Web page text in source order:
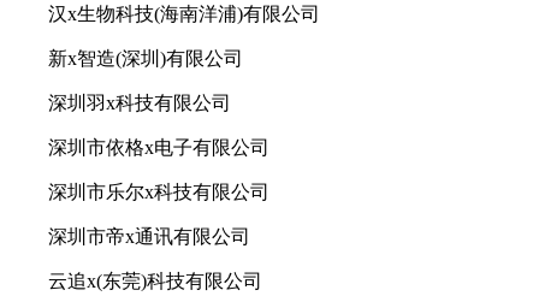
汉x生物科技(海南洋浦)有限公司
新x智造(深圳)有限公司
深圳羽x科技有限公司
深圳市依格x电子有限公司
深圳市乐尔x科技有限公司
深圳市帝x通讯有限公司
云追x(东莞)科技有限公司